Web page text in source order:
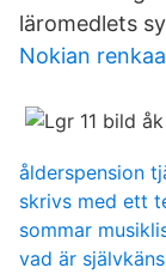
läromedlets
Nokian
ålderspension
skrivs med ett
sommar
vad är